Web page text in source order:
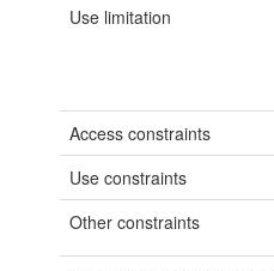
Use limitation
Access constraints
Use constraints
Other constraints